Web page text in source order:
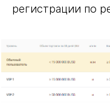
регистрации по